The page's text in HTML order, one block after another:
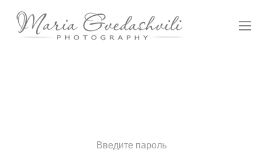
Введите пароль